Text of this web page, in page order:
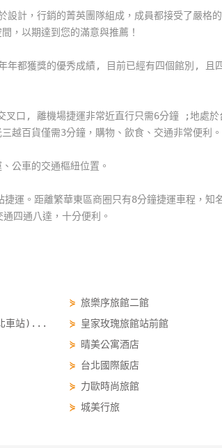
計，行銷的菁英團隊組成，成員都接受了嚴格
，以期達到您的滿意與推薦！
都獲獎的優秀成績, 目前已經有四個館別, 且
叉口, 離機場捷運非常近直行只需6分鐘 ;地處於
越百貨僅需3分鐘，購物、飲食、交通非常便利。
公車的交通樞紐位置。
運。距離繁華東區商圈只有8分鐘捷運車程，知
四通八達，十分便利。
⋟ 旅樂序旅館二館
車站)... ⋟ 皇家玫瑰旅館站前館
⋟
晴美公寓酒店
⋟ 台北國際飯店
⋟ 力歐時尚旅館
⋟ 城美行旅